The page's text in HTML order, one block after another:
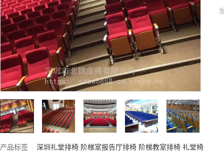
产品标签 深圳礼堂排椅 阶梯室报告厅排椅 阶梯教室排椅 礼堂椅